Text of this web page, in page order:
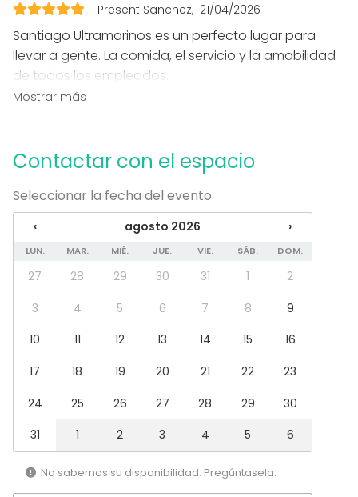
Reunión / Workshop
Conferencia / Formación
Evento corporativo
Fiesta infantil
Fiesta de empresa
Celebración familiar
Salón de banquetes
Restaurante
Sala de fiesta
Cocina
Bar
Present Sanchez 21/04/2026
Santiago Ultramarinos es un perfecto lugar para
llevar a gente. La comida, el servicio y la amabilidad
de todos los empleados.
Dar las gracias a Fernando Montilla quien nos ayudo
sus maravillosas tapas y seleccion de vinos. Present
Mostrar más
Contactar con el espacio
Seleccionar la fecha del evento
‹ agosto 2026 ›
LUN. MAR. MIÉ. JUE. VIE. SÁB. DOM.
27 28 29 30 31 1
2
3
4 5 6 7 8
9
10
11 12 13 14 15
16
17
18 19 20 21 22
23
24
25 26 27 28 29
30
31
1 2 3 4 5 6
No sabemos su disponibilidad. Pregúntasela.